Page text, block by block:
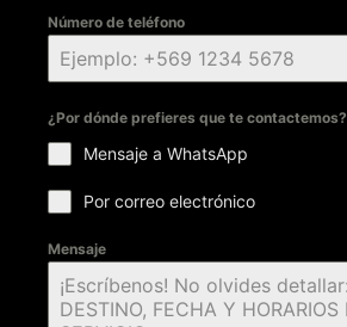
Número de teléfono
¿Por dónde prefieres que te contactemos?
Mensaje a WhatsApp
Por correo electrónico
Mensaje